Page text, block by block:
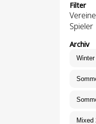
Filter
Vereine
Spieler
Archiv